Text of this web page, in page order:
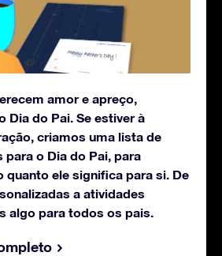
amor e apreço,
Dia do Pai. Se estiver à
criamos uma lista de
o Dia do Pai, para
quanto ele significa para si. De
a atividades
algo para todos os pais.